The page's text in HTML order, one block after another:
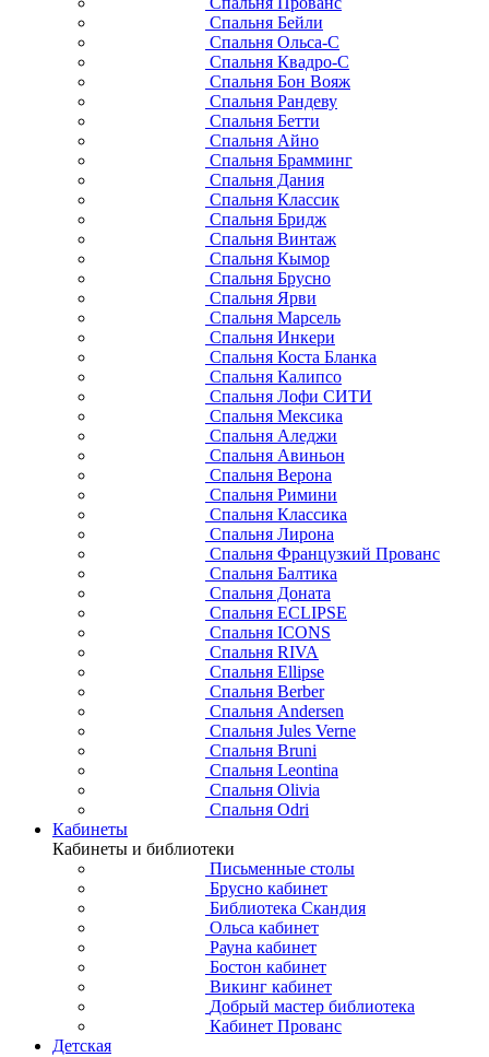
Спальня Бейли
Спальня Ольса-С
Спальня Квадро-С
Спальня Бон Вояж
Спальня Рандеву
Спальня Бетти
Спальня Айно
Спальня Брамминг
Спальня Дания
Спальня Классик
Спальня Бридж
Спальня Винтаж
Спальня Кымор
Спальня Брусно
Спальня Ярви
Спальня Марсель
Спальня Инкери
Спальня Коста Бланка
Спальня Калипсо
Спальня Лофи СИТИ
Спальня Мексика
Спальня Аледжи
Спальня Авиньон
Спальня Верона
Спальня Римини
Спальня Классика
Спальня Лирона
Спальня Французкий Прованс
Спальня Балтика
Спальня Доната
Спальня ECLIPSE
Спальня ICONS
Спальня RIVA
Спальня Ellipse
Спальня Berber
Спальня Andersen
Спальня Jules Verne
Спальня Bruni
Спальня Leontina
Спальня Olivia
Спальня Odri
Кабинеты
Кабинеты и библиотеки
Письменные столы
Брусно кабинет
Библиотека Скандия
Ольса кабинет
Рауна кабинет
Бостон кабинет
Викинг кабинет
Добрый мастер библиотека
Кабинет Прованс
Детская